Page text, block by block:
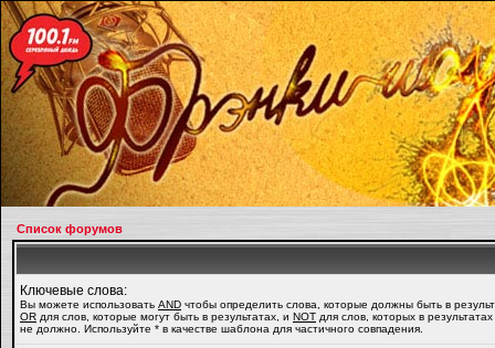
Список форумов
Ключевые слова:
Вы можете использовать AND чтобы определить слова, которые должны быть в
OR для слов, которые могут быть в результатах, и NOT для слов, которых в
не должно. Используйте * в качестве шаблона для частичного совпадения.